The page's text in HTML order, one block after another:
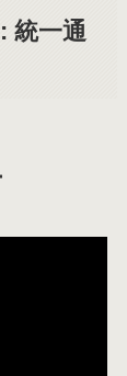
統一通